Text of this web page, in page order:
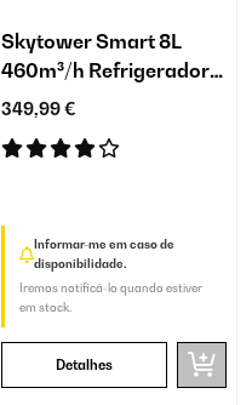
Skytower Smart 8L
460m³/h Refrigerador
de ar Branco
349,99 €
Informar-me em caso de
disponibilidade.
Iremos notificá-lo quando estiver
em stock.
Detalhes